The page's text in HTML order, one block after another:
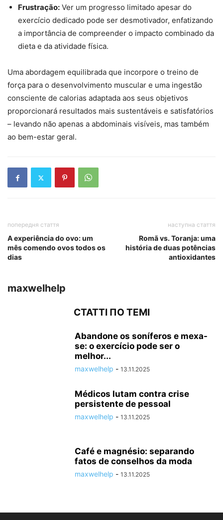
Frustração: Ver um progresso limitado apesar do
exercício dedicado pode ser desmotivador, enfatizando
a importância de compreender o impacto combinado da
dieta e da atividade física.
Uma abordagem equilibrada que incorpore o treino de
força para o desenvolvimento muscular e uma ingestão
consciente de calorias adaptada aos seus objetivos
proporcionará resultados mais sustentáveis ​​e satisfatórios
– levando não apenas a abdominais visíveis, mas também
ao bem-estar geral.
попередня стаття
A experiência do ovo: um
mês comendo ovos todos os
dias
наступна стаття
Romã vs. Toranja: uma
história de duas potências
antioxidantes
maxwelhelp
СТАТТІ ПО ТЕМІ
Abandone os soníferos e mexa-
se: o exercício pode ser o
melhor...
maxwelhelp - 13.11.2025
Médicos lutam contra crise
persistente de pessoal
maxwelhelp - 13.11.2025
Café e magnésio: separando
fatos de conselhos da moda
maxwelhelp - 13.11.2025